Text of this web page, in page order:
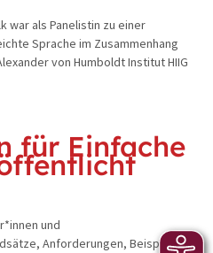
war als Panelistin zu einer
Sprache im Zusammenhang
von Humboldt Institut HIIG
für Einfache
und
Anforderungen, Beispiele